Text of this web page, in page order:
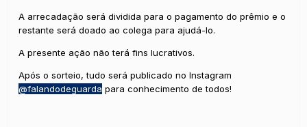
A arrecadação será dividida para o pagamento do prêmio e o
restante será doado ao colega para ajudá-lo.
A presente ação não terá fins lucrativos.
Após o sorteio, tudo será publicado no Instagram
@falandodeguarda para conhecimento de todos!